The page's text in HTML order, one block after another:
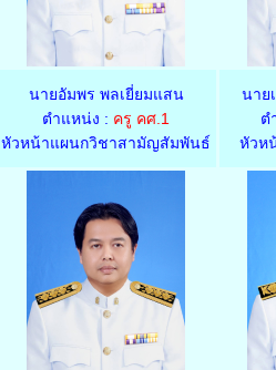
นายอัมพร พลเยี่ยมแสน
ตำแหน่ง : ครู คศ.1
หัวหน้าแผนกวิชาสามัญสัมพันธ์
นาย
ต
หัวห